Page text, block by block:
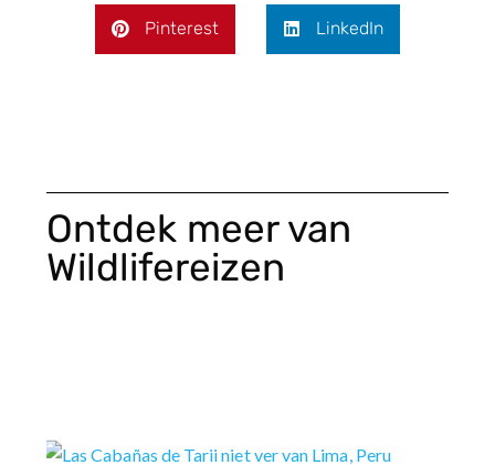
Pinterest LinkedIn
Ontdek meer van
Wildlifereizen